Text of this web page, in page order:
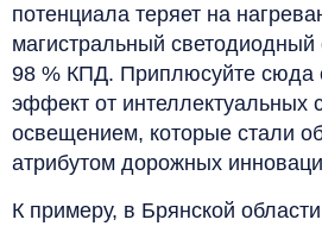
потенциала теряет на
магистральный светодиодный
98 % КПД. Приплюсуйте сюда
эффект от интеллектуальных
освещением, которые стали
атрибутом дорожных
К примеру, в Брянской